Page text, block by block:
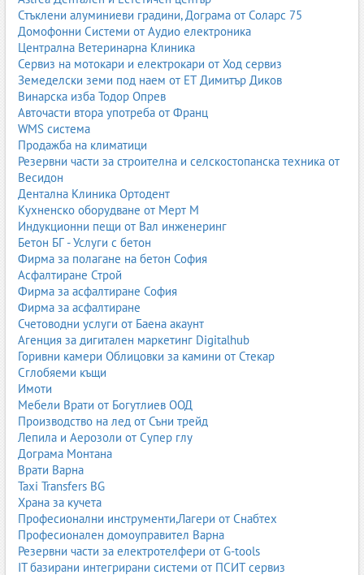
Прахово боядисване Перник
Прахово боядисване Русе
Прахово боядисване Хасково
Прахово боядисване Габрово
Прахово боядисване Ловеч
Прахово боядисване Силистра
Прахово боядисване Шумен
Прахово боядисване Добрич
Прахово боядисване Монтана
Прахово боядисване Сливен
Прахово боядисване Ямбол
Вижте всички фирми за прахово боядисване на
Прахово боядисване.
Стъклени алуминиеви градини, Дограма от Соларс 75
Домофонни Системи от Аудио електроника
Централна Ветеринарна Клиника
Сервиз на мотокари и електрокари от Ход сервиз
Земеделски земи под наем от ЕТ Димитър Диков
Винарска изба Тодор Опрев
Авточасти втора употреба от Франц
WMS система
Продажба на климатици
Резервни части за строителна и селскостопанска техника от
Весидон
Дентална Клиника Ортодент
Кухненско оборудване от Мерт М
Индукционни пещи от Вал инженеринг
Бетон БГ - Услуги с бетон
Фирма за полагане на бетон София
Асфалтиране Строй
Фирма за асфалтиране София
Фирма за асфалтиране
Счетоводни услуги от Баена акаунт
Агенция за дигитален маркетинг Digitalhub
Горивни камери Облицовки за камини от Стекар
Сглобяеми къщи
Имоти
Мебели Врати от Богутлиев ООД
Производство на лед от Съни трейд
Лепила и Аерозоли от Супер глу
Дограма Монтана
Врати Варна
Taxi Transfers BG
Храна за кучета
Професионални инструменти,Лагери от Снабтех
Професионален домоуправител Варна
Резервни части за електротелфери от G-tools
IT базирани интегрирани системи от ПСИТ сервиз